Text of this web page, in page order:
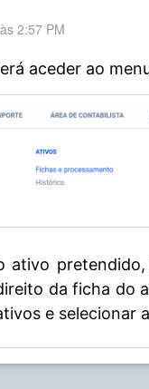
2:57 PM
aceder ao
ativo
da ficha do
e selecionar